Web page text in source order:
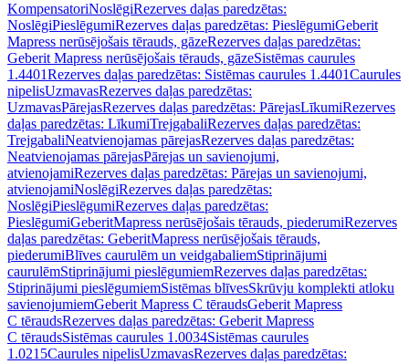
KompensatoriNoslēgiRezerves daļas paredzētas:
NoslēgiPieslēgumiRezerves daļas paredzētas: PieslēgumiGeberit
Mapress nerūsējošais tērauds, gāzeRezerves daļas paredzētas:
Geberit Mapress nerūsējošais tērauds, gāzeSistēmas caurules
1.4401Rezerves daļas paredzētas: Sistēmas caurules 1.4401Caurules
nipelisUzmavasRezerves daļas paredzētas:
UzmavasPārejasRezerves daļas paredzētas: PārejasLīkumiRezerves
daļas paredzētas: LīkumiTrejgabaliRezerves daļas paredzētas:
TrejgabaliNeatvienojamas pārejasRezerves daļas paredzētas:
Neatvienojamas pārejasPārejas un savienojumi,
atvienojamiRezerves daļas paredzētas: Pārejas un savienojumi,
atvienojamiNoslēgiRezerves daļas paredzētas:
NoslēgiPieslēgumiRezerves daļas paredzētas:
PieslēgumiGeberitMapress nerūsējošais tērauds, piederumiRezerves
daļas paredzētas: GeberitMapress nerūsējošais tērauds,
piederumiBlīves caurulēm un veidgabaliemStiprinājumi
caurulēmStiprinājumi pieslēgumiemRezerves daļas paredzētas:
Stiprinājumi pieslēgumiemSistēmas blīvesSkrūvju komplekti atloku
savienojumiemGeberit Mapress C tēraudsGeberit Mapress
C tēraudsRezerves daļas paredzētas: Geberit Mapress
C tēraudsSistēmas caurules 1.0034Sistēmas caurules
1.0215Caurules nipelisUzmavasRezerves daļas paredzētas: